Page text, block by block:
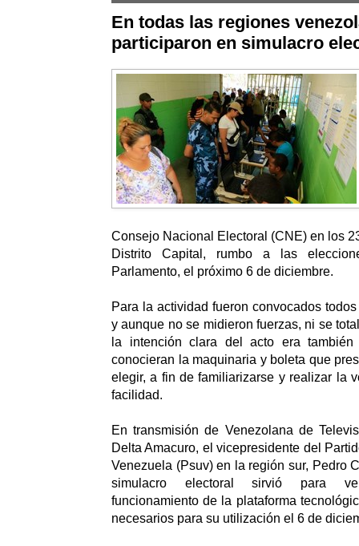
En todas las regiones
participaron en simulacro
Consejo Nacional Electoral (CNE) en los
Distrito Capital, rumbo a las
Parlamento, el próximo 6 de diciembre.
Para la actividad fueron convocados
y aunque no se midieron fuerzas, ni se
la intención clara del acto era
conocieran la maquinaria y boleta que
elegir, a fin de familiarizarse y realizar la
facilidad.
En transmisión de Venezolana de
Delta Amacuro, el vicepresidente del
Venezuela (Psuv) en la región sur, Pedro
simulacro electoral sirvió para
funcionamiento de la plataforma
necesarios para su utilización el 6 de